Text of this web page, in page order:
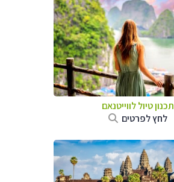
תכנון טיול לווייטנאם
לחץ לפרטים